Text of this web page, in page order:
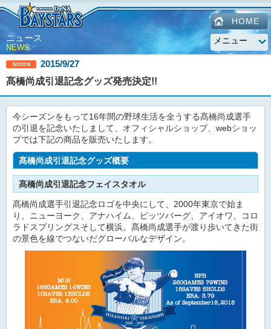
HOME
ニュース
NEWS
2015/9/27
髙橋尚成引退記念グッズ発売決定!!
今シーズンをもって16年間の野球生活を全うする髙橋尚成選手
の引退を記念いたしまして、オフィシャルショップ、webショッ
プでは下記の商品を販売いたします。
髙橋尚成引退記念グッズ概要
髙橋尚成引退記念フェイスタオル
髙橋尚成選手引退記念ロゴを中央にして、2000年東京で始ま
り、ニューヨーク、アナハイム、ピッツバーグ、アイオワ、コロ
ラドスプリングスそして横浜。髙橋尚成選手が渡り歩いてきた街
の景色を線でつないだグローバルなデザイン。